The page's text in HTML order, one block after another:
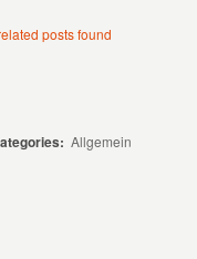
posts found
Allgemein